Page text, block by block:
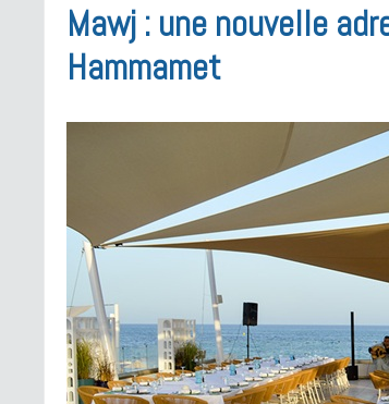
Mawj : une nouvelle
Hammamet